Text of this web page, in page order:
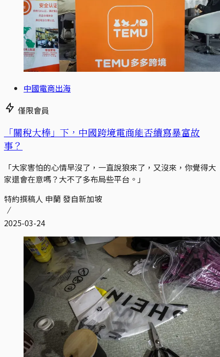
中國電商出海
僅限會員
「關稅大棒」下，中國跨境電商能否續寫暴富故
事？
「大家害怕的心情早沒了，一直說狼來了，又沒來，你覺得大
家還會在意嗎？大不了多布局些平台。」
特約撰稿人 申蘭 發自新加坡
2025-03-24